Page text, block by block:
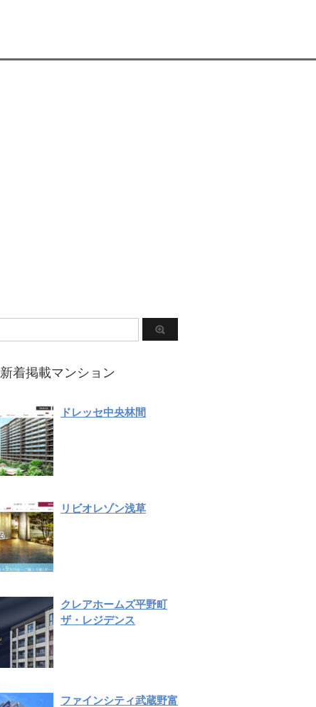
新着掲載マンション
ドレッセ中央林間
リビオレゾン浅草
クレアホームズ平野町
ザ・レジデンス
ファインシティ武蔵野富